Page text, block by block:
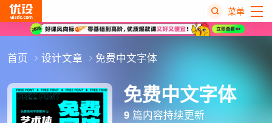
菜单
首页 设计文章 免费中文字体
免费中文字体
9 篇内容持续更新